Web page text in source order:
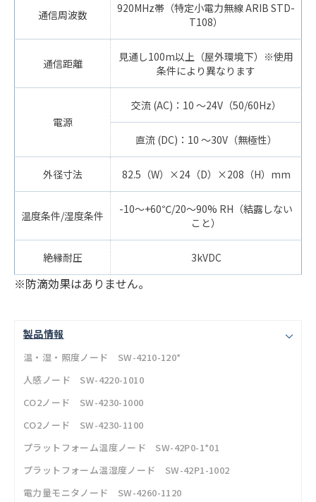
通信周波数
920MHz帯（特定小電力無線 ARIB STD-
T108）
通信距離 見通し100m以上（屋外環境下） ※使用
条件により異なります
電源
交流 (AC)：10 ～24V（50/60Hz）
直流 (DC)：10 ～30V（無極性）
外径寸法 82.5（W）×24（D）×208（H）mm
温度条件/湿度条件
-10～+60℃/20～90% RH（結露しない
こと）
絶縁耐圧 3kVDC
※防滴効果はありません。
製品情報
温・湿・照度ノード SW-4210-120*
人感ノード SW-4220-1010
CO2ノード SW-4230-1000
CO2ノード SW-4230-1100
プラットフォーム温度ノード SW-42P0-1*01
プラットフォーム温湿度ノード SW-42P1-1002
電力量モニタノード SW-4260-1120